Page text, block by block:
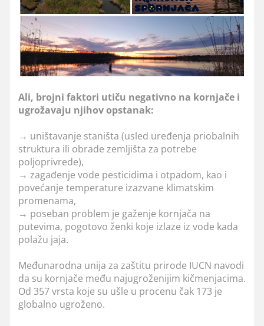
Ali, brojni faktori utiču negativno na kornjače i
ugrožavaju njihov opstanak:
→ uništavanje staništa (usled uređenja priobalnih
struktura ili obrade zemljišta za potrebe
poljoprivrede),
→ zagađenje vode pesticidima i otpadom, kao i
povećanje temperature izazvane klimatskim
promenama,
→ poseban problem je gaženje kornjača na
putevima, pogotovo ženki koje izlaze iz vode kada
polažu jaja.
Međunarodna unija za zaštitu prirode IUCN navodi
da su kornjače među najugroženijim kičmenjacima.
Od 357 vrsta koje su ušle u procenu čak 173 je
globalno ugroženo.